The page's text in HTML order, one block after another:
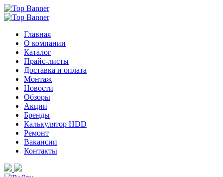
Главная
О компании
Каталог
Прайс-листы
Доставка и оплата
Монтаж
Новости
Обзоры
Акции
Бренды
Калькулятор HDD
Ремонт
Вакансии
Контакты